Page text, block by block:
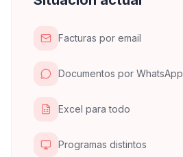
Facturas por email
Documentos por WhatsApp
Excel para todo
Programas distintos